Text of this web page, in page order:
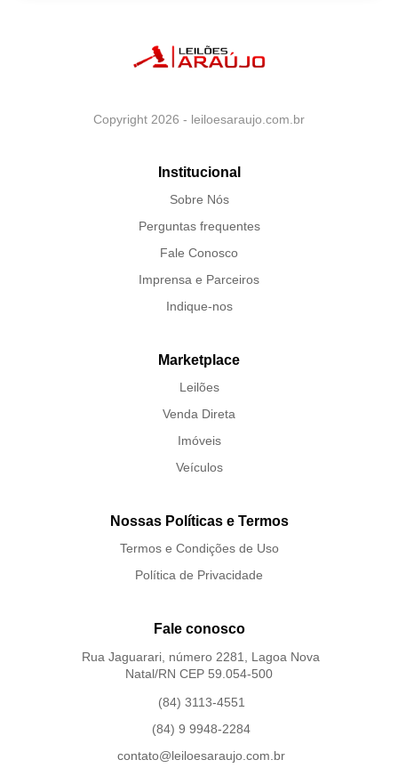
Copyright 2026 - leiloesaraujo.com.br
Institucional
Sobre Nós
Perguntas frequentes
Fale Conosco
Imprensa e Parceiros
Indique-nos
Marketplace
Leilões
Venda Direta
Imóveis
Veículos
Nossas Políticas e Termos
Termos e Condições de Uso
Política de Privacidade
Fale conosco
Rua Jaguarari, número 2281, Lagoa Nova
Natal/RN CEP 59.054-500
(84) 3113-4551
(84) 9 9948-2284
contato@leiloesaraujo.com.br